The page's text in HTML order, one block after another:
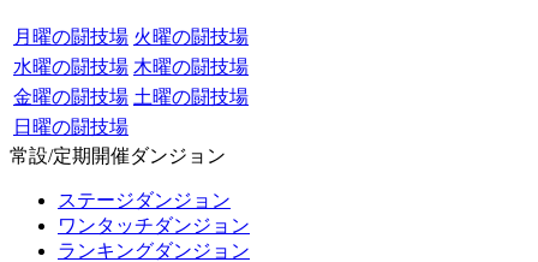
月曜の闘技場 火曜の闘技場
水曜の闘技場 木曜の闘技場
金曜の闘技場 土曜の闘技場
日曜の闘技場
常設/定期開催ダンジョン
ステージダンジョン
ワンタッチダンジョン
ランキングダンジョン